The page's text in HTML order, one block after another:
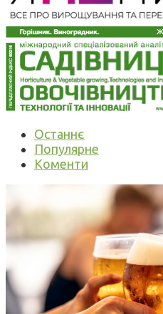
Останнє
Популярне
Коменти